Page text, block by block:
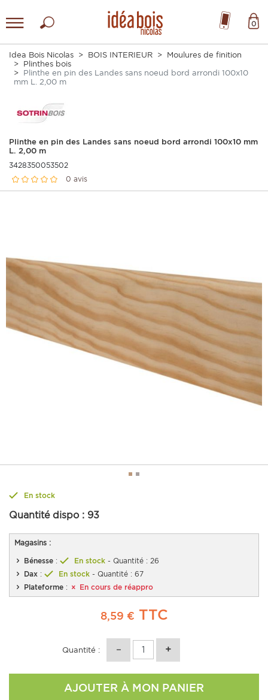
0
Idea Bois Nicolas BOIS INTERIEUR
Moulures de finition
Plinthes bois
Plinthe en pin des Landes sans noeud bord arrondi 100x10
mm L. 2,00 m
Plinthe en pin des Landes sans noeud bord arrondi 100x10 mm
L. 2,00 m
3428350053502
0 avis
En stock
Quantité dispo : 93
Magasins :
Bénesse : En stock - Quantité : 26
Dax : En stock - Quantité : 67
Plateforme : En cours de réappro
8,59 € TTC
Quantité :
AJOUTER À MON PANIER